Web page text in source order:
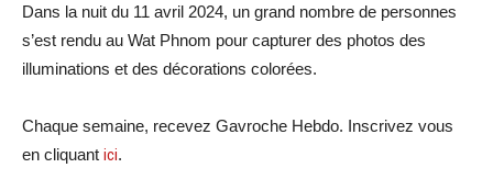
Dans la nuit du 11 avril 2024, un grand nombre de personnes
s’est rendu au Wat Phnom pour capturer des photos des
illuminations et des décorations colorées.
Chaque semaine, recevez Gavroche Hebdo. Inscrivez vous
en cliquant ici.